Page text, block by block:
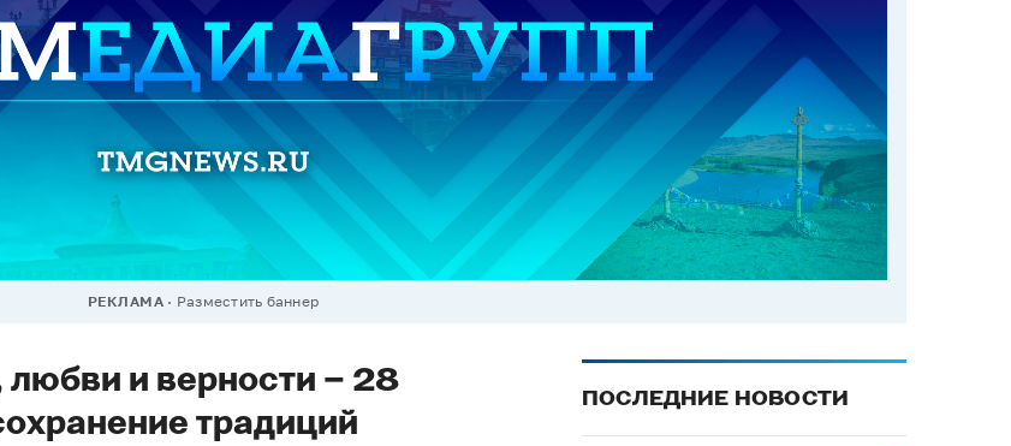
РЕКЛАМА Разместить баннер
и верности – 28
традиций
ПОСЛЕДНИЕ НОВОСТИ